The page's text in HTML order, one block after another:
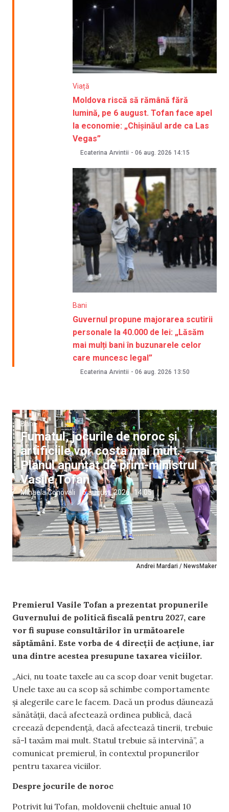
Viață
Moldova riscă să rămână fără
lumină, pe 6 august. Tofan face apel
la economie: „Chișinăul arde ca Las
Vegas”
Ecaterina Arvintii - 06 aug. 2026 14:15
Bani
Guvernul propune majorarea scutirii
personale la 40.000 de lei: „Lăsăm
mai mulți bani în buzunarele celor
care muncesc legal”
Ecaterina Arvintii - 06 aug. 2026 13:50
Andrei Mardari / NewsMaker
Bani
Fumatul, jocurile de noroc și
artificiile vor costa mai mult.
Planul anunțat de prim-ministrul
Vasile Tofan
Mihaela Conovali | 6 august, 2026 14:05
Premierul Vasile Tofan a prezentat propunerile
Guvernului de politică fiscală pentru 2027, care
vor fi supuse consultărilor în următoarele
săptămâni. Este vorba de 4 direcții de acțiune, iar
una dintre acestea presupune taxarea viciilor.
„Aici, nu toate taxele au ca scop doar venit bugetar.
Unele taxe au ca scop să schimbe comportamente
și alegerile care le facem. Dacă un produs dăunează
sănătății, dacă afectează ordinea publică, dacă
creează dependență, dacă afectează tinerii, trebuie
să-l taxăm mai mult. Statul trebuie să intervină”, a
comunicat premierul, în contextul propunerilor
pentru taxarea viciilor.
Despre jocurile de noroc
Potrivit lui Tofan, moldovenii cheltuie anual 10